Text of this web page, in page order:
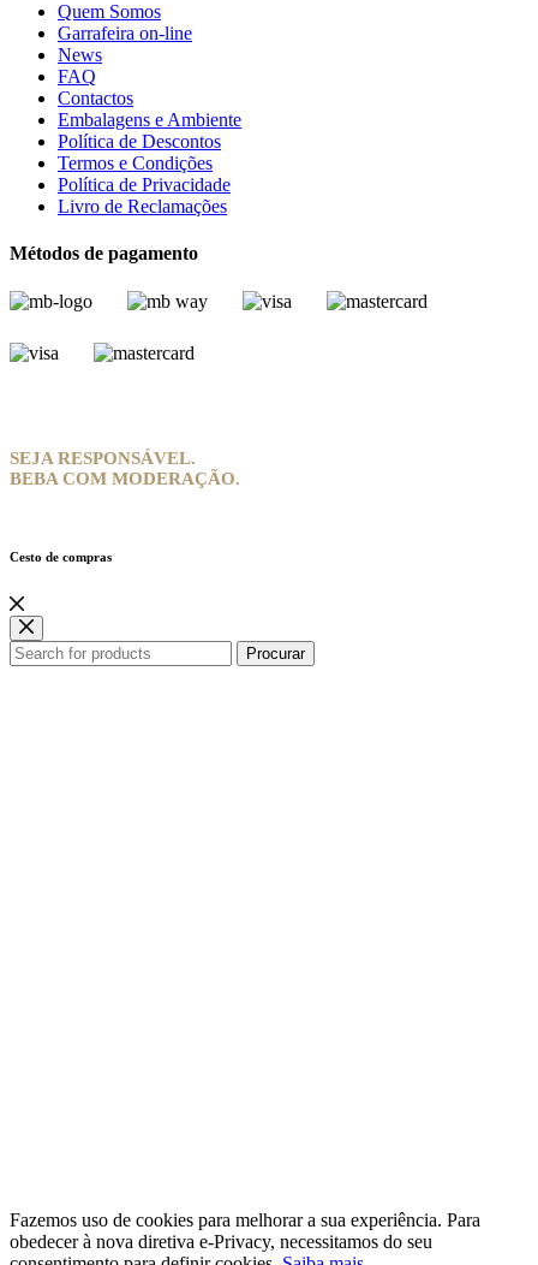
Quem Somos
Garrafeira on-line
News
FAQ
Contactos
Embalagens e Ambiente
Política de Descontos
Termos e Condições
Política de Privacidade
Livro de Reclamações
Métodos de pagamento
SEJA RESPONSÁVEL.
BEBA COM MODERAÇÃO.
Cesto de compras
Procurar
Fazemos uso de cookies para melhorar a sua experiência. Para
obedecer à nova diretiva e-Privacy, necessitamos do seu